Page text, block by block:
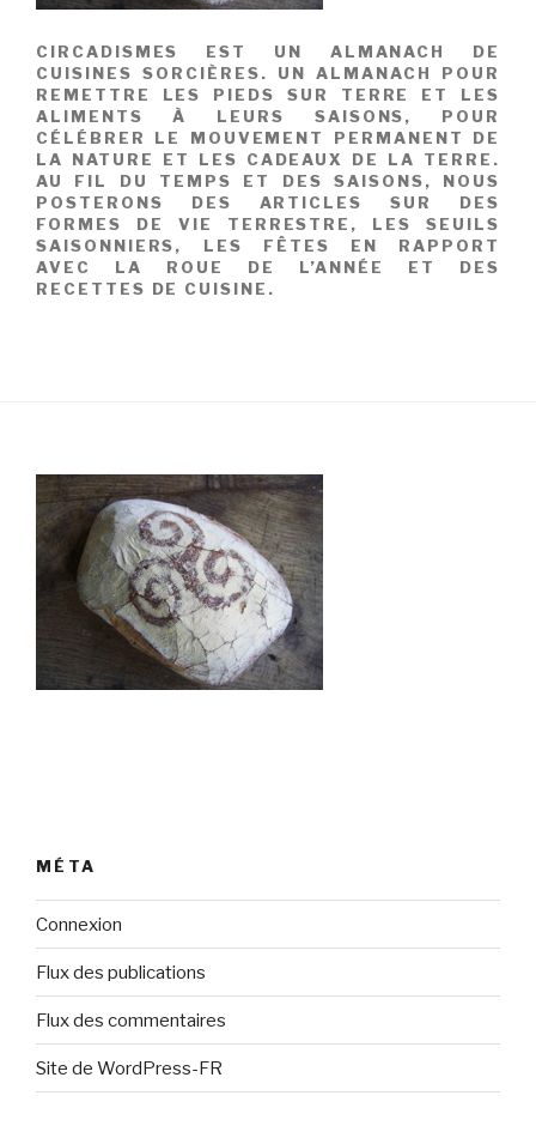
CIRCADISMES EST UN ALMANACH DE
CUISINES SORCIÈRES. UN ALMANACH POUR
REMETTRE LES PIEDS SUR TERRE ET LES
ALIMENTS À LEURS SAISONS, POUR
CÉLÉBRER LE MOUVEMENT PERMANENT DE
LA NATURE ET LES CADEAUX DE LA TERRE.
AU FIL DU TEMPS ET DES SAISONS, NOUS
POSTERONS DES ARTICLES SUR DES
FORMES DE VIE TERRESTRE, LES SEUILS
SAISONNIERS, LES FÊTES EN RAPPORT
AVEC LA ROUE DE L’ANNÉE ET DES
RECETTES DE CUISINE.
MÉTA
Connexion
Flux des publications
Flux des commentaires
Site de WordPress-FR